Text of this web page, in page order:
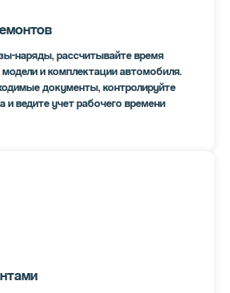
наряды, рассчитывайте время
и комплектации автомобиля.
документы, контролируйте
и ведите учет рабочего времени